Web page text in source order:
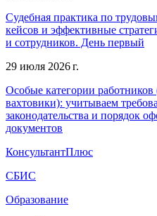
Судебная практика по
кейсов и эффективные
и сотрудников. День первый
29 июля 2026 г.
Особые категории
вахтовики): учитываем
законодательства и порядок
документов
КонсультантПлюс
СБИС
Образование